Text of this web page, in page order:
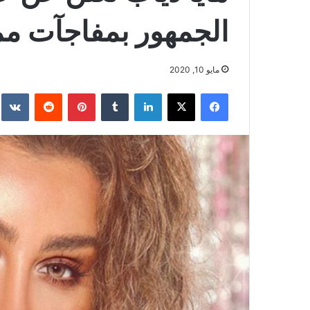
الجمهور بمفاجآت
مايو 10, 2020
فيسبوك ‫X لينكدإن بينتيريست